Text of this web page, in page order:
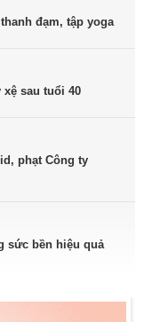
đạm, tập yoga
sau tuổi 40
phạt Công ty
sức bền hiệu quả